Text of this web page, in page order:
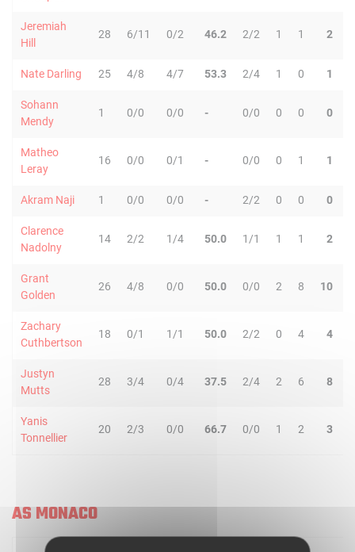
Jeremiah
Hill
28 6/11 0/2 46.2 2/2 1 1 2
Nate Darling 25 4/8 4/7 53.3 2/4 1 0 1
Sohann
Mendy
1 0/0 0/0 - 0/0 0 0 0
Matheo
Leray
16 0/0 0/1 - 0/0 0 1 1
Akram Naji 1 0/0 0/0 - 2/2 0 0 0
Clarence
Nadolny
14 2/2 1/4 50.0 1/1 1 1 2
Grant
Golden
26 4/8 0/0 50.0 0/0 2 8 10
Zachary
Cuthbertson
18 0/1 1/1 50.0 2/2 0 4 4
Justyn
Mutts
28 3/4 0/4 37.5 2/4 2 6 8
Yanis
Tonnellier
20 2/3 0/0 66.7 0/0 1 2 3
AS MONACO